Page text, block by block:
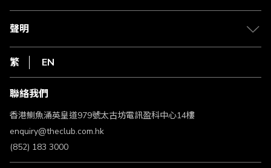
常見問題
csl.
1010
HKT
聲明
私隱聲明
使用條款
條款及細則
不歧視及不騷擾聲明
認可牌照及通告
繁 EN
聯絡我們
香港鰂魚涌英皇道979號太古坊電訊盈科中心14樓
enquiry@theclub.com.hk
(852) 183 3000